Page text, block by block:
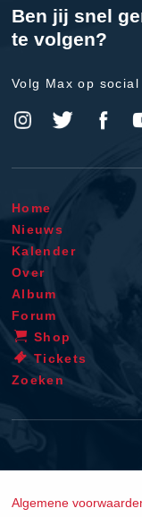
Ben jij snel
te volgen?
Volg Max op
Home
Nieuws
Kalender
Over
Album
Forum
Shop
Tickets
Zoeken
Algemene